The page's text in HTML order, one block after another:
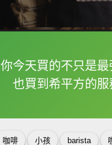
你今天買的不只是
也買到希平方的
框選或
咖啡 小孩 barista